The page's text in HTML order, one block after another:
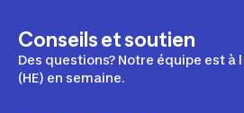
Conseils et soutien
Des questions? Notre équipe est à
(HE) en semaine.